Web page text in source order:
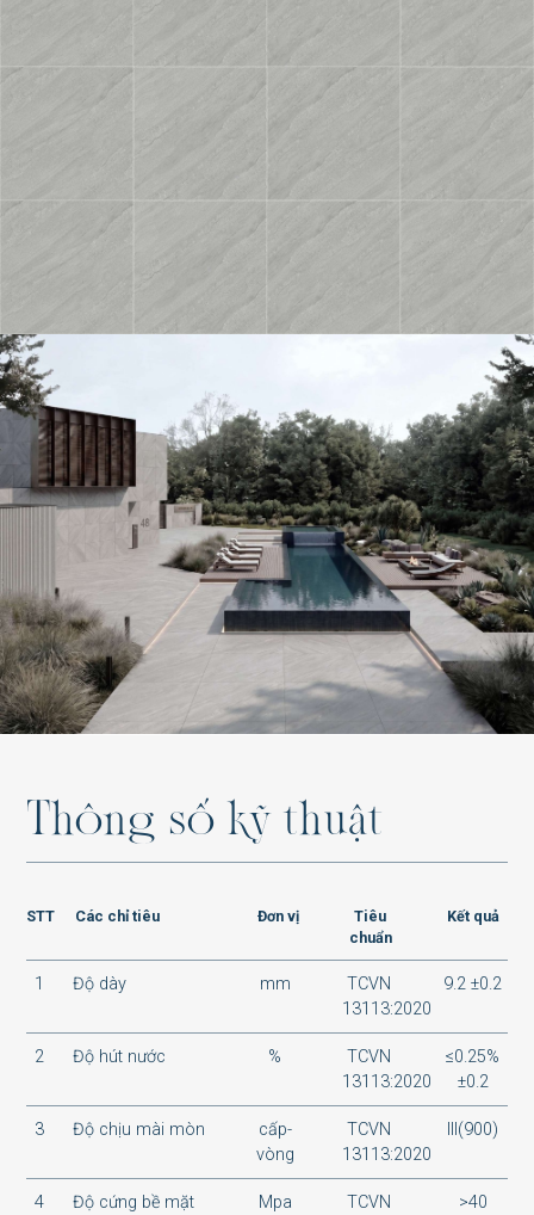
BM-S48001M1
SH-T88022MT
SH-T88021MT
SH-G88011MT
SH-G88015MT
SH-G88013MT
Thông số kỹ thuật
STT Các chỉ tiêu Đơn vị
Tiêu
chuẩn
Kết quả
1 Độ dày mm
TCVN
13113:2020
9.2 ±0.2
2 Độ hút nước %
TCVN
13113:2020
≤0.25%
±0.2
3 Độ chịu mài mòn
cấp-
vòng
TCVN
13113:2020
III(900)
4 Độ cứng bề mặt Mpa
TCVN
>40